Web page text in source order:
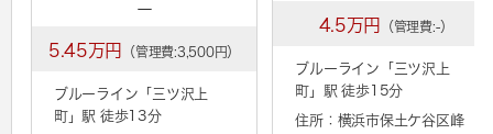
ー
5.45万円 （管理費:3,500円）
ブルーライン「 三ツ沢上
町」駅 徒歩13分
4.5万円 （管理費:-）
ブルーライン「 三ツ沢上
町 」駅 徒歩15分
住所：横浜市保土ケ谷区峰